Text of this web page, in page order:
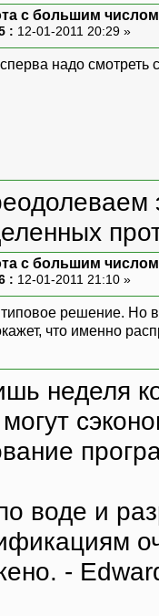
с большим
: 12-01-2011 20:29 »
надо
с большим
: 12-01-2011 21:10 »
типовое решение. Но
что именно
неделя
могут
воде и
-